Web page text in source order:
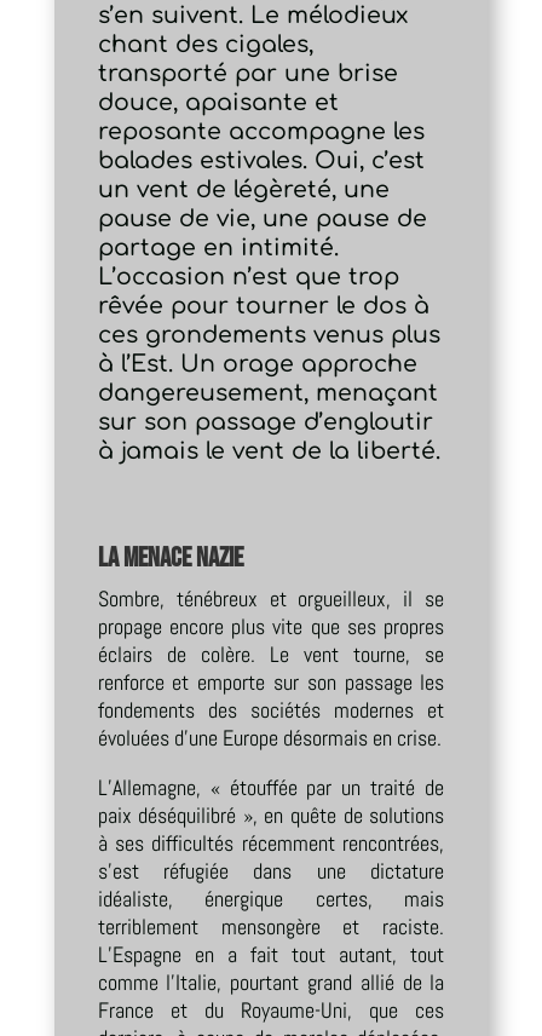
s’en suivent. Le mélodieux
chant des cigales,
transporté par une brise
douce, apaisante et
reposante accompagne les
balades estivales. Oui, c’est
un vent de légèreté, une
pause de vie, une pause de
partage en intimité.
L’occasion n’est que trop
rêvée pour tourner le dos à
ces grondements venus plus
à l’Est. Un orage approche
dangereusement, menaçant
sur son passage d’engloutir
à jamais le vent de la liberté.
La menace nazie
Sombre, ténébreux et orgueilleux, il se
propage encore plus vite que ses propres
éclairs de colère. Le vent tourne, se
renforce et emporte sur son passage les
fondements des sociétés modernes et
évoluées d’une Europe désormais en crise.
L’Allemagne, « étouffée par un traité de
paix déséquilibré », en quête de solutions
à ses difficultés récemment rencontrées,
s’est réfugiée dans une dictature
idéaliste, énergique certes, mais
terriblement mensongère et raciste.
L’Espagne en a fait tout autant, tout
comme l’Italie, pourtant grand allié de la
France et du Royaume-Uni, que ces